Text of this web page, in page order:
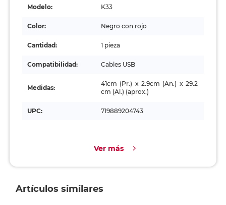
Modelo: K33
Color: Negro con rojo
Cantidad: 1 pieza
Compatibilidad: Cables USB
Medidas:
41cm (Pr.) x 2.9cm (An.) x 29.2
cm (Al.) (aprox.)
UPC: 719889204743
Ver más
Artículos similares